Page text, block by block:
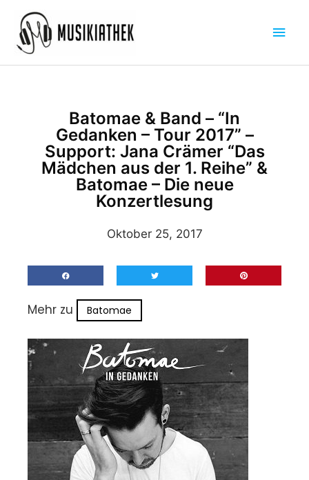
Inhalt
springen
Batomae & Band – “In
Gedanken – Tour 2017” –
Support: Jana Crämer “Das
Mädchen aus der 1. Reihe” &
Batomae – Die neue
Konzertlesung
Oktober 25, 2017
Mehr zu Batomae